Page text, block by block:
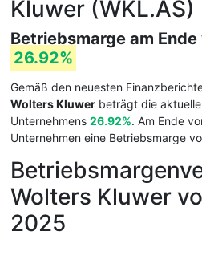
Kluwer (WKL.AS)
Betriebsmarge am
26.92%
Gemäß den neuesten
Wolters Kluwer beträgt die
Unternehmens 26.92%. Am Ende
Unternehmen eine Betriebsmarge
Wolters Kluwer
2025